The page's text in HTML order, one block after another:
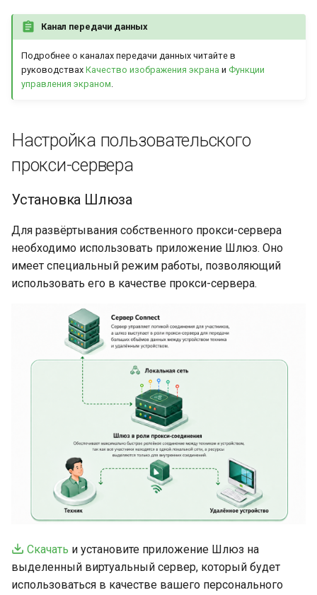
Канал передачи данных
Подробнее о каналах передачи данных читайте в
руководствах Качество изображения экрана и Функции
управления экраном.
Настройка пользовательского
прокси-сервера
Установка Шлюза
Для развёртывания собственного прокси-сервера
необходимо использовать приложение Шлюз. Оно
имеет специальный режим работы, позволяющий
использовать его в качестве прокси-сервера.
Скачать и установите приложение Шлюз на
выделенный виртуальный сервер, который будет
использоваться в качестве вашего персонального